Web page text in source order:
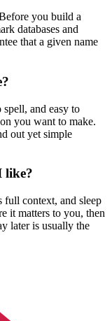
you build a
databases and
that a given name
spell, and easy to
you want to make.
out yet simple
like?
full context, and sleep
it matters to you, then
later is usually the